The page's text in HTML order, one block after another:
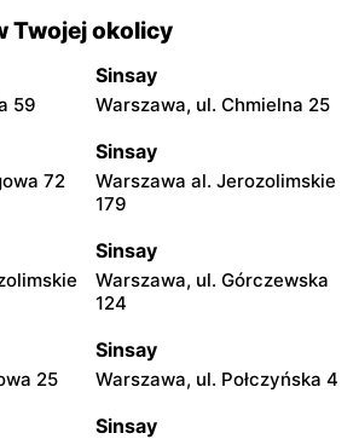
Twojej okolicy
59
Sinsay
Warszawa, ul. Chmielna 25
72
Sinsay
Warszawa al. Jerozolimskie
179
Sinsay
Warszawa, ul. Górczewska
124
25
Sinsay
Warszawa, ul. Połczyńska 4
Sinsay